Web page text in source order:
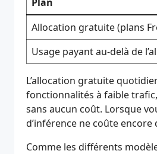
Allocation gratuite (plans
Usage payant au-delà de
L’allocation gratuite
fonctionnalités à faible trafic,
sans aucun coût. Lorsque
d’inférence ne coûte
Comme les différents